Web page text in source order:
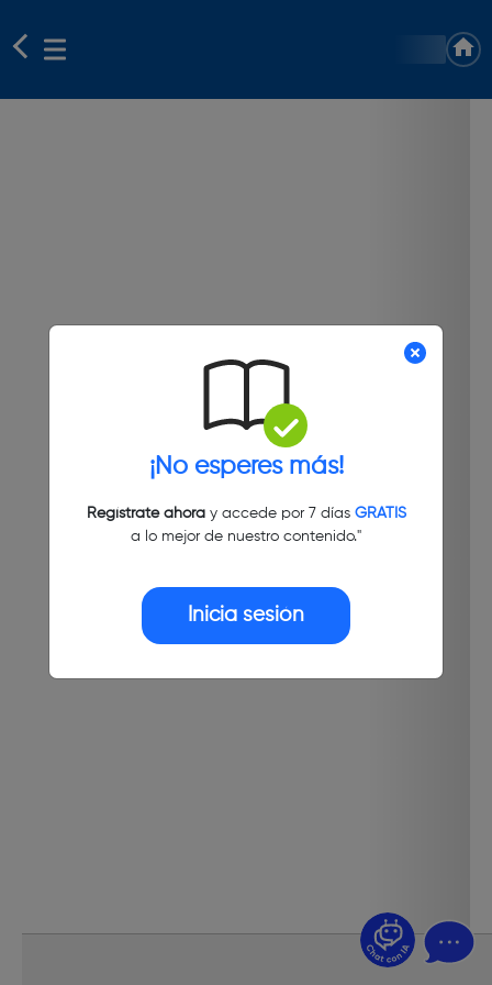
¡No esperes más!
Regístrate ahoray accede por 7 días GRATIS
a lo mejor de nuestro contenido."
Inicia sesión